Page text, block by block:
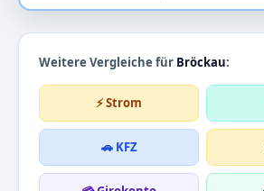
Weitere Vergleiche für Bröckau:
⚡ Strom
🚗 KFZ